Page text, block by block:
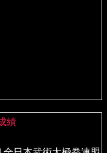
績